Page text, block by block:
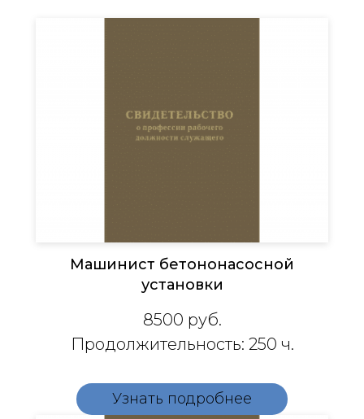
Машинист бетононасосной
установки
8500 руб.
Продолжительность: 250 ч.
Узнать подробнее